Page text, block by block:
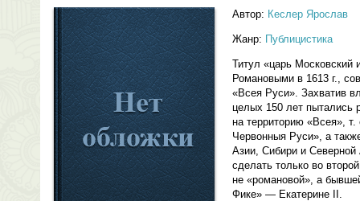
Автор: Кеслер Ярослав
Жанр: Публицистика
Титул «царь Московский
Романовыми в 1613 г.,
«Всея Руси». Захватив
целых 150 лет пытались
на территорию «Всея»,
Червонныя Руси», а
Азии, Сибири и
сделать только во
не «романовой», а
Фике» — Екатерине II.